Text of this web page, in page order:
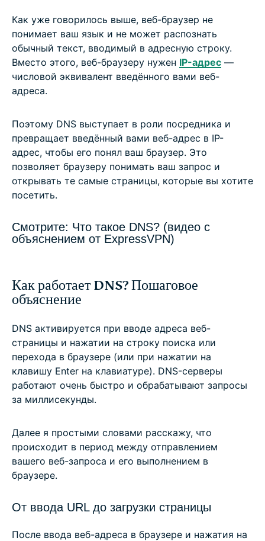
Как уже говорилось выше, веб-браузер не
понимает ваш язык и не может распознать
обычный текст, вводимый в адресную строку.
Вместо этого, веб-браузеру нужен IP-адрес —
числовой эквивалент введённого вами веб-
адреса.
Поэтому DNS выступает в роли посредника и
превращает введённый вами веб-адрес в IP-
адрес, чтобы его понял ваш браузер. Это
позволяет браузеру понимать ваш запрос и
открывать те самые страницы, которые вы хотите
посетить.
Смотрите: Что такое DNS? (видео с
объяснением от ExpressVPN)
Как работает DNS? Пошаговое
объяснение
DNS активируется при вводе адреса веб-
страницы и нажатии на строку поиска или
перехода в браузере (или при нажатии на
клавишу Enter на клавиатуре). DNS-серверы
работают очень быстро и обрабатывают запросы
за миллисекунды.
Далее я простыми словами расскажу, что
происходит в период между отправлением
вашего веб-запроса и его выполнением в
браузере.
От ввода URL до загрузки страницы
После ввода веб-адреса в браузере и нажатия на